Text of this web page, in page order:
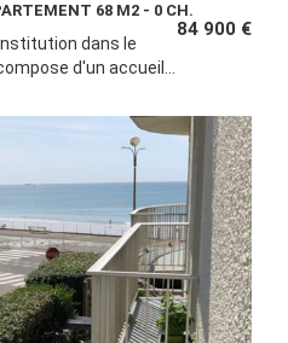
68 M2 - 0 CH.
84 900 €
dans le
d'un accueil...